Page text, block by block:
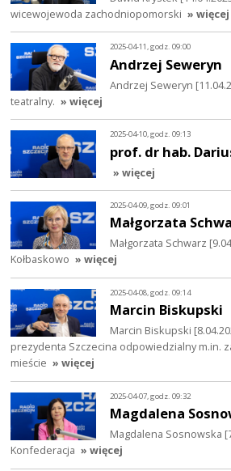
wicewojewoda zachodniopomorski » więcej
2025-04-11, godz. 09:00
Andrzej Seweryn
Andrzej Seweryn
teatralny. » więcej
2025-04-10, godz. 09:13
prof. dr hab.
» więcej
2025-04-09, godz. 09:01
Małgorzata
Małgorzata Schwarz
Kołbaskowo » więcej
2025-04-08, godz. 09:14
Marcin Biskupski
Marcin Biskupski
prezydenta Szczecina odpowiedzialny m.in.
mieście » więcej
2025-04-07, godz. 09:32
Magdalena
Magdalena Sosnowska
Konfederacja » więcej